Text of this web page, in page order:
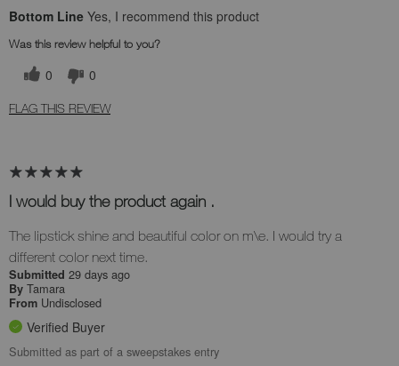
Bottom Line Yes, I recommend this product
Was this review helpful to you?
0 0
FLAG THIS REVIEW
I would buy the product again .
The lipstick shine and beautiful color on m\e. I would try a
different color next time.
Submitted 29 days ago
By Tamara
From Undisclosed
Verified Buyer
Submitted as part of a sweepstakes entry